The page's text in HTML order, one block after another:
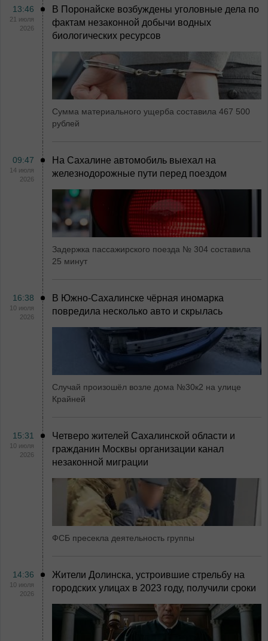
13:46
21 июля
2026
В Поронайске возбуждены уголовные дела по
фактам незаконной добычи водных
биологических ресурсов
Сумма материального ущерба составила 467 500
рублей
09:47
14 июля
2026
На Сахалине автомобиль выехал на
железнодорожные пути перед поездом
Задержка пассажирского поезда № 304 составила
25 минут
16:38
10 июля
2026
В Южно-Сахалинске чёрная иномарка
повредила несколько авто и скрылась
Случай произошёл возле дома №30к2 на улице
Крайней
15:31
10 июля
2026
Четверо жителей Сахалинской области и
гражданин Москвы организации канал
незаконной миграции
ФСБ пресекла деятельность группы
14:36
10 июля
2026
Жители Долинска, устроившие стрельбу на
городских улицах в 2023 году, получили сроки